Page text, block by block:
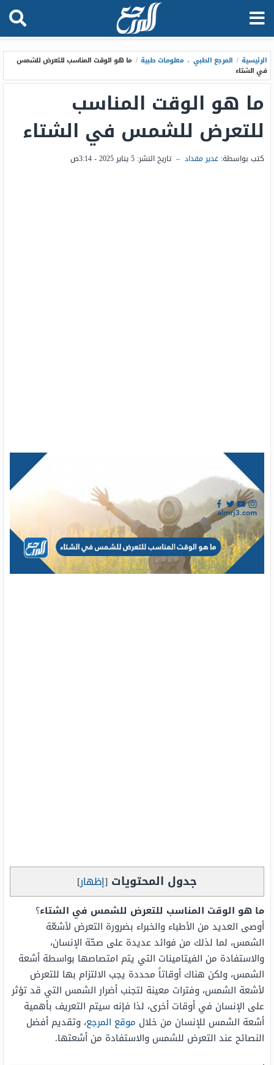
الرئيسية / المرجع الطبي ، معلومات طبية / ما هو الوقت المناسب للتعرض للشمس
في الشتاء
ما هو الوقت المناسب
للتعرض للشمس في الشتاء
كتب بواسطة: غدير مقداد – تاريخ النشر: 5 يناير 2025 - 3:14ص
جدول المحتويات [إظهار]
ما هو الوقت المناسب للتعرض للشمس في الشتاء؟
أوصى العديد من الأطباء والخبراء بضرورة التعرض لأشعّة
الشمس، لما لذلك من فوائد عديدة على صحّة الإنسان،
والاستفادة من الفيتامينات التي يتم امتصاصها بواسطة أشعة
الشمس، ولكن هناك أوقاتاً محددة يجب الالتزام بها للتعرض
لأشعة الشمس، وفترات معينة لتجنب أضرار الشمس التي قد تؤثر
على الإنسان في أوقات أخرى، لذا فإنه سيتم التعريف بأهمية
أشعة الشمس للإنسان من خلال موقع المرجع، وتقديم أفضل
النصائح عند التعرض للشمس والاستفادة من أشعتها.